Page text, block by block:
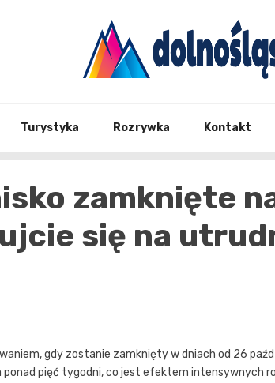
Turystyka Rozrywka Kontakt
zamknięte
się na
gdy zostanie zamknięty w dniach od 26
pięć tygodni, co jest efektem intensywnych